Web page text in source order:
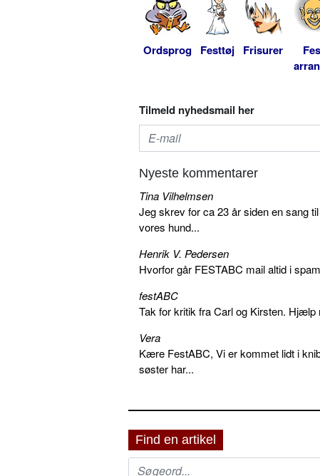
Ordsprog Festtøj Frisurer
Tilmeld nyhedsmail her
Nyeste kommentarer
Tina Vilhelmsen
Jeg skrev for ca 23 år siden en sang
vores hund...
Henrik V. Pedersen
Hvorfor går FESTABC mail altid i
festABC
Tak for kritik fra Carl og Kirsten. Hjælp
Vera
Kære FestABC, Vi er kommet lidt i
søster har...
Find en artikel